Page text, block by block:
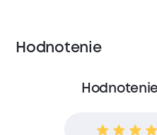
Hodnotenie